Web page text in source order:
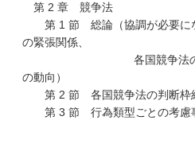
第 2 章 競争法
第 1 節 総論（協調が必要にな
の緊張関係、
各国競争法の判断枠
の動向）
第 2 節 各国競争法の判断枠
第 3 節 行為類型ごとの考慮